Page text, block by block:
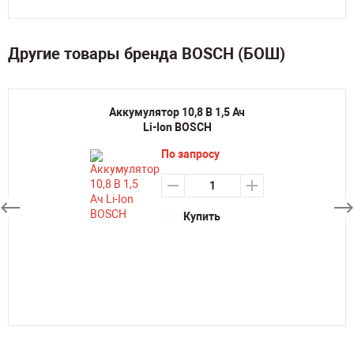
Другие товары бренда BOSCH (БОШ)
Аккумулятор 10,8 В 1,5 Ач
Li-Ion BOSCH
По запросу
Купить